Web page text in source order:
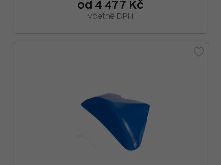
od 4 477 Kč
včetně DPH